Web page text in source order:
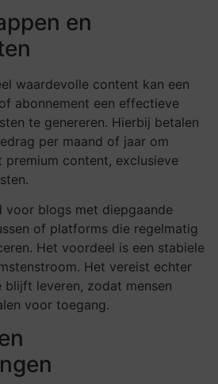
en
waardevolle content kan een
abonnement een effectieve
te genereren. Hierbij betalen
per maand of jaar om
content, exclusieve
blogs met diepgaande
of platforms die regelmatig
Het voordeel is een stabiele
Het vereist echter
leveren, zodat mensen
voor toegang.